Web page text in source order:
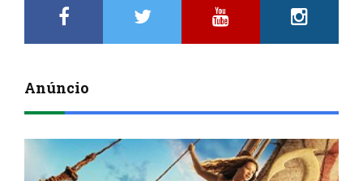
Anúncio